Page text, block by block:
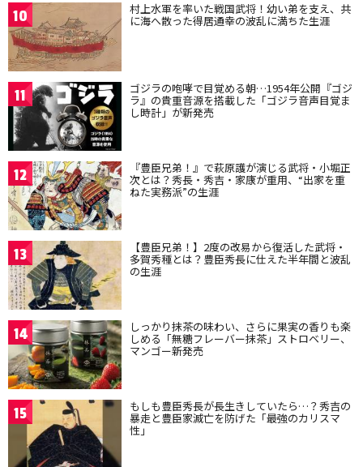
10 村上水軍を率いた戦国武将！幼い弟を支え、共
に海へ散った得居通幸の波乱に満ちた生涯
11 ゴジラの咆哮で目覚める朝…1954年公開『ゴジ
ラ』の貴重音源を搭載した「ゴジラ音声目覚ま
し時計」が新発売
12 『豊臣兄弟！』で萩原護が演じる武将・小堀正
次とは？秀長・秀吉・家康が重用、“出家を重
ねた実務派”の生涯
13 【豊臣兄弟！】2度の改易から復活した武将・
多賀秀種とは？豊臣秀長に仕えた半年間と波乱
の生涯
14 しっかり抹茶の味わい、さらに果実の香りも楽
しめる「無糖フレーバー抹茶」ストロベリー、
マンゴー新発売
15 もしも豊臣秀長が長生きしていたら…？秀吉の
暴走と豊臣家滅亡を防げた「最強のカリスマ
性」